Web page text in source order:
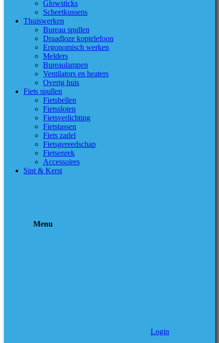
Glowsticks
Scheetkussens
Thuiswerken
Bureau spullen
Draadloze koptelefoon
Ergonomisch werken
Melders
Bureaulampen
Ventilators en heaters
Overig huis
Fiets spullen
Fietsbellen
Fietssloten
Fietsverlichting
Fietstassen
Fiets zadel
Fietsgereedschap
Fietsenrek
Accessoires
Sint & Kerst
Menu
Login